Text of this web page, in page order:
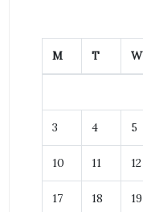
M T W
3 4 5
10 11 12
17 18 19